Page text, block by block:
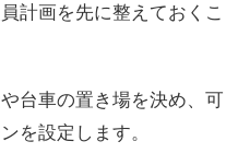
計画を先に整えておくこ
台車の置き場を決め、可
を設定します。